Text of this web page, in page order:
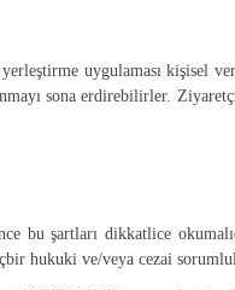
uygulaması kişisel
sona erdirebilirler.
şartları dikkatlice
hukuki ve/veya cezai